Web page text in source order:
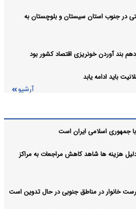
در جنوب استان سیستان و بلوچستان به
بند آوردن خونریزی اقتصاد کشور بود
باید ادامه یابد
آرشیو
جمهوری اسلامی ایران است
دارو/ به دلیل هزینه ها شاهد کاهش مراجعات به مراکز
خانوار در مناطق جنوبی در حال تدوین است